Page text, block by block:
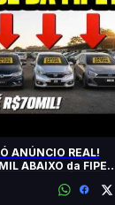
ANÚNCIO REAL!
ABAIXO da FIPE: